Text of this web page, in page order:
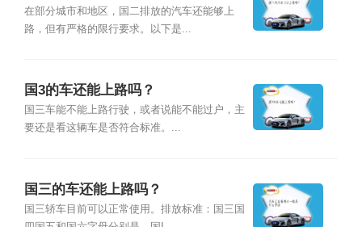
在部分城市和地区，国二排放的汽车还能够上
路，但有严格的限行要求。以下是...
国3的车还能上路吗？
国三车能不能上路行驶，或者说能不能过户，主
要还是看这辆车是否符合标准。...
国三的车还能上路吗？
国三轿车目前可以正常使用。排放标准：国三国